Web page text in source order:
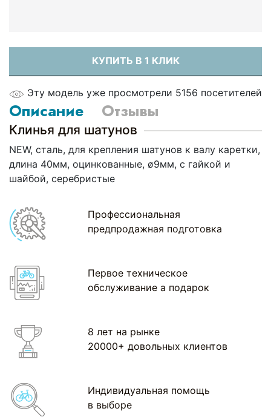
КУПИТЬ В 1 КЛИК
Эту модель уже просмотрели 5156 посетителей
Описание Отзывы
Клинья для шатунов
NEW, сталь, для крепления шатунов к валу каретки,
длина 40мм, оцинкованные, ø9мм, с гайкой и
шайбой, серебристые
Профессиональная
предпродажная подготовка
Первое техническое
обслуживание а подарок
8 лет на рынке
20000+ довольных клиентов
Индивидуальная помощь
в выборе